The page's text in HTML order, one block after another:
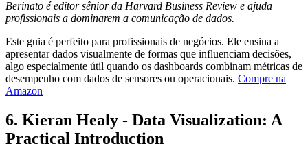
Berinato é editor sênior da Harvard Business Review e ajuda
profissionais a dominarem a comunicação de dados.
Este guia é perfeito para profissionais de negócios. Ele ensina a
apresentar dados visualmente de formas que influenciam decisões,
algo especialmente útil quando os dashboards combinam métricas de
desempenho com dados de sensores ou operacionais. Compre na
Amazon
6. Kieran Healy - Data Visualization: A
Practical Introduction